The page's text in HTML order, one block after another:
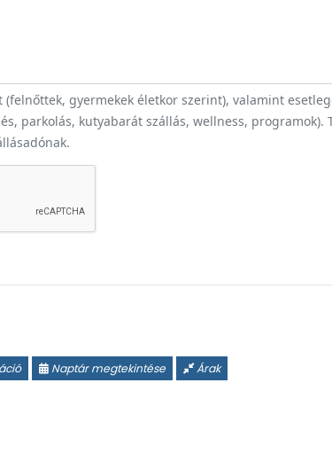
(felnőttek, gyermekek életkor szerint), valamint
parkolás, kutyabarát szállás, wellness, programok).
Naptár megtekintése Árak